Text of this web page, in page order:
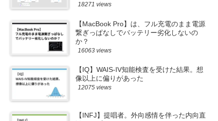
18271 views
【MacBook Pro】は、フル充電のまま電源
繋ぎっぱなしでバッテリー劣化しないの
か？
16063 views
【IQ】WAIS-IV知能検査を受けた結果。想
像以上に偏りがあった
12075 views
【INFJ】提唱者。外向感情を伴った内向直